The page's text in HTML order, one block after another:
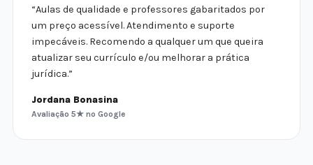
“Aulas de qualidade e professores gabaritados por
um preço acessível. Atendimento e suporte
impecáveis. Recomendo a qualquer um que queira
atualizar seu currículo e/ou melhorar a prática
jurídica.”
Jordana Bonasina
Avaliação 5★ no Google